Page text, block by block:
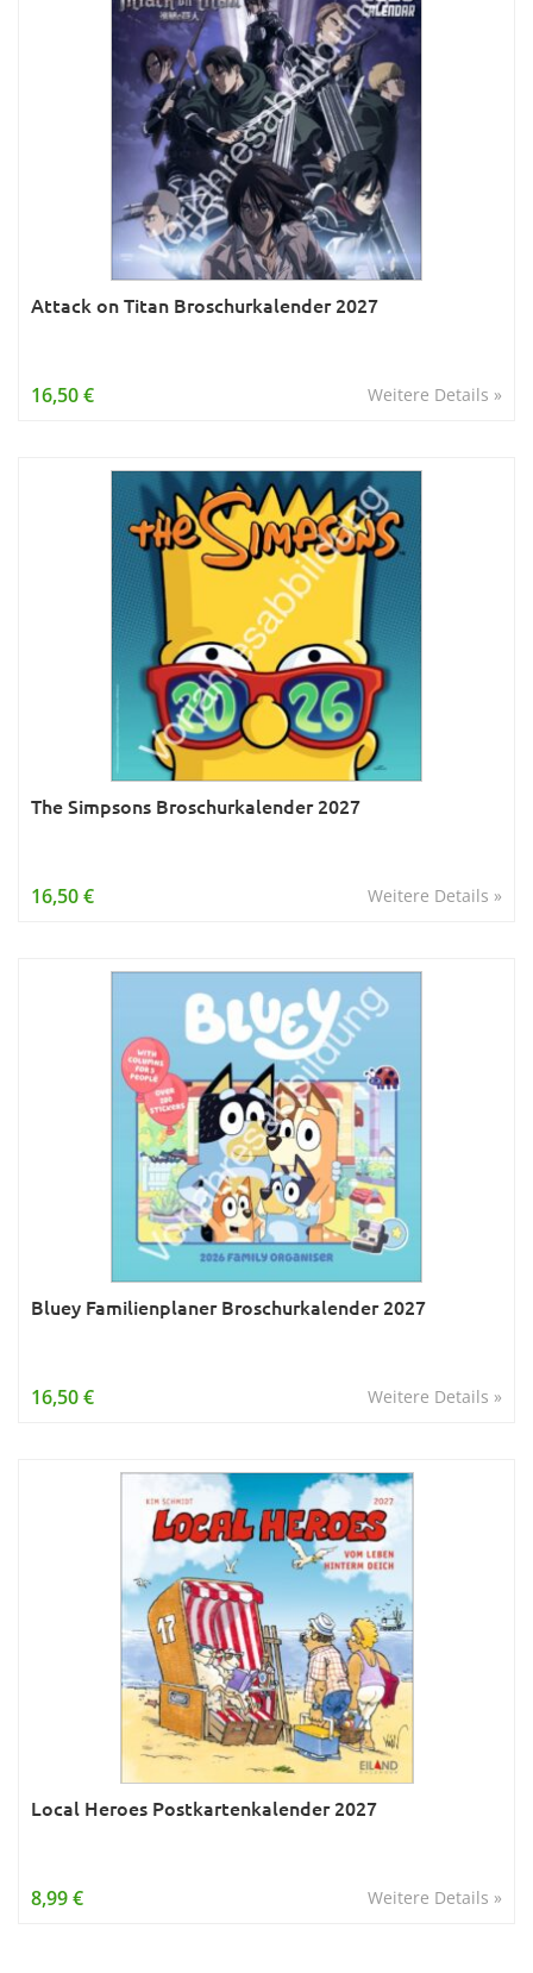
Attack on Titan Broschurkalender 2027
Weitere Details »
16,50 €
The Simpsons Broschurkalender 2027
Weitere Details »
16,50 €
Bluey Familienplaner Broschurkalender 2027
Weitere Details »
16,50 €
Local Heroes Postkartenkalender 2027
Weitere Details »
8,99 €